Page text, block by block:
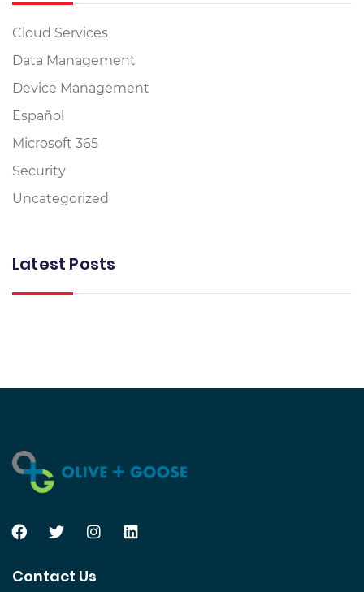
Cloud Services
Data Management
Device Management
Español
Microsoft 365
Security
Uncategorized
Latest Posts
Contact Us